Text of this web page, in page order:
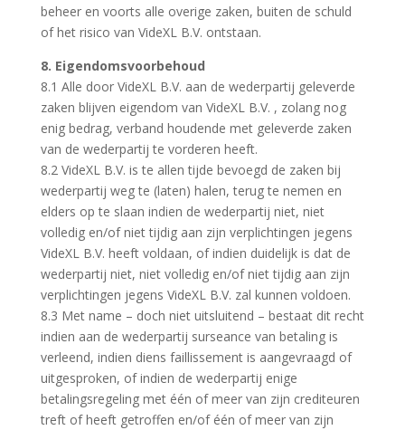
beheer en voorts alle overige zaken, buiten de schuld
of het risico van VideXL B.V. ontstaan.
8. Eigendomsvoorbehoud
8.1 Alle door VideXL B.V. aan de wederpartij geleverde
zaken blijven eigendom van VideXL B.V. , zolang nog
enig bedrag, verband houdende met geleverde zaken
van de wederpartij te vorderen heeft.
8.2 VideXL B.V. is te allen tijde bevoegd de zaken bij
wederpartij weg te (laten) halen, terug te nemen en
elders op te slaan indien de wederpartij niet, niet
volledig en/of niet tijdig aan zijn verplichtingen jegens
VideXL B.V. heeft voldaan, of indien duidelijk is dat de
wederpartij niet, niet volledig en/of niet tijdig aan zijn
verplichtingen jegens VideXL B.V. zal kunnen voldoen.
8.3 Met name – doch niet uitsluitend – bestaat dit recht
indien aan de wederpartij surseance van betaling is
verleend, indien diens faillissement is aangevraagd of
uitgesproken, of indien de wederpartij enige
betalingsregeling met één of meer van zijn crediteuren
treft of heeft getroffen en/of één of meer van zijn